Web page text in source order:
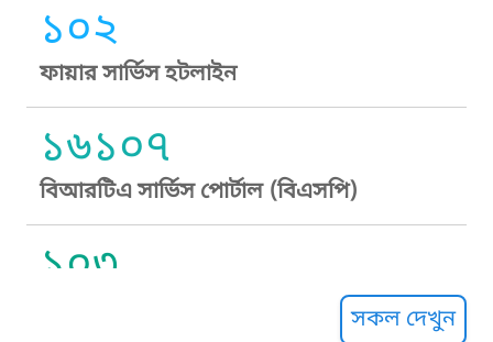
১০২
ফায়ার সার্ভিস হটলাইন
১৬১০৭
বিআরটিএ সার্ভিস পোর্টাল (বিএসপি)
১০৩
সকল দেখুন